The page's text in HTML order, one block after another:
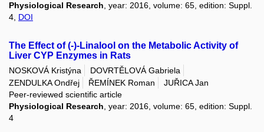
Physiological Research, year: 2016, volume: 65, edition: Suppl.
4, DOI
The Effect of (-)-Linalool on the Metabolic Activity of
Liver CYP Enzymes in Rats
NOSKOVÁ Kristýna
DOVRTĚLOVÁ Gabriela
ZENDULKA Ondřej
ŘEMÍNEK Roman
JUŘICA Jan
Peer-reviewed scientific article
Physiological Research , year: 2016, volume: 65, edition: Suppl.
4